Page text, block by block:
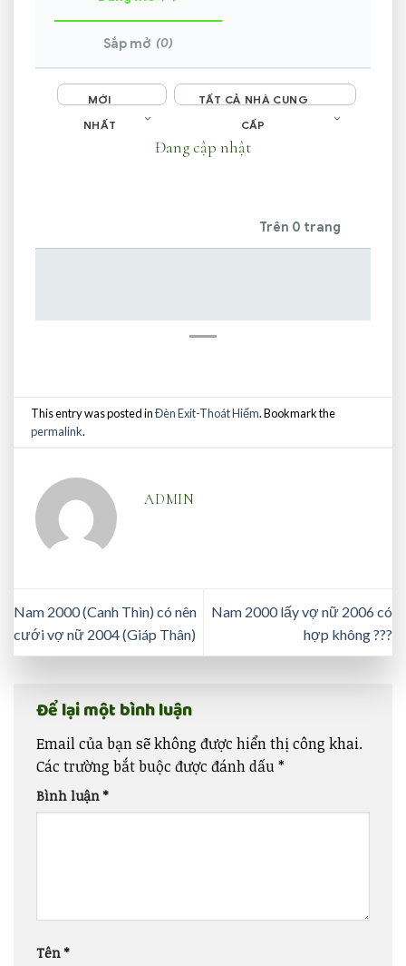
Sắp mở (0)
MỚI
NHẤT
TẤT CẢ NHÀ CUNG
CẤP
Đang cập nhật
Trên 0 trang
This entry was posted inĐèn Exit-Thoát Hiểm. Bookmark the
permalink.
ADMIN
Nam 2000 (Canh Thìn) có nên
cưới vợ nữ 2004 (Giáp Thân)
Nam 2000 lấy vợ nữ 2006 có
hợp không ???
Để lại một bình luận
Email của bạn sẽ không được hiển thị công khai.
Các trường bắt buộc được đánh dấu*
Bình luận*
Tên*